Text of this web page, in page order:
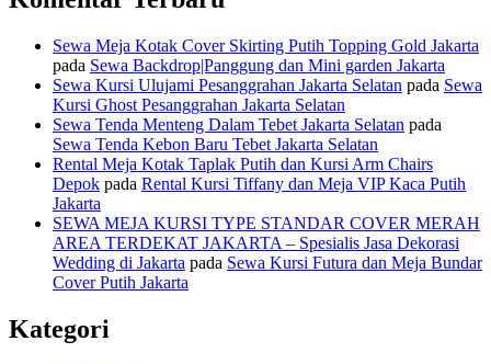
Sewa Meja Kotak Cover Skirting Putih Topping Gold Jakarta
pada Sewa Backdrop|Panggung dan Mini garden Jakarta
Sewa Kursi Ulujami Pesanggrahan Jakarta Selatan pada Sewa
Kursi Ghost Pesanggrahan Jakarta Selatan
Sewa Tenda Menteng Dalam Tebet Jakarta Selatan pada
Sewa Tenda Kebon Baru Tebet Jakarta Selatan
Rental Meja Kotak Taplak Putih dan Kursi Arm Chairs
Depok pada Rental Kursi Tiffany dan Meja VIP Kaca Putih
Jakarta
SEWA MEJA KURSI TYPE STANDAR COVER MERAH
AREA TERDEKAT JAKARTA – Spesialis Jasa Dekorasi
Wedding di Jakarta pada Sewa Kursi Futura dan Meja Bundar
Cover Putih Jakarta
Kategori